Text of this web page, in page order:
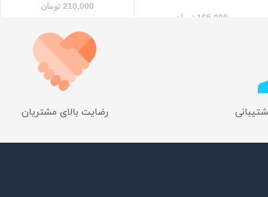
165,000 تومان
210,000 تومان
رضایت بالای مشتریان